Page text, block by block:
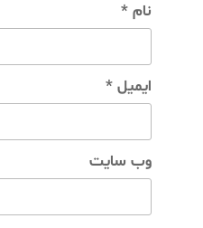
نام *
ایمیل *
وب‌ سایت